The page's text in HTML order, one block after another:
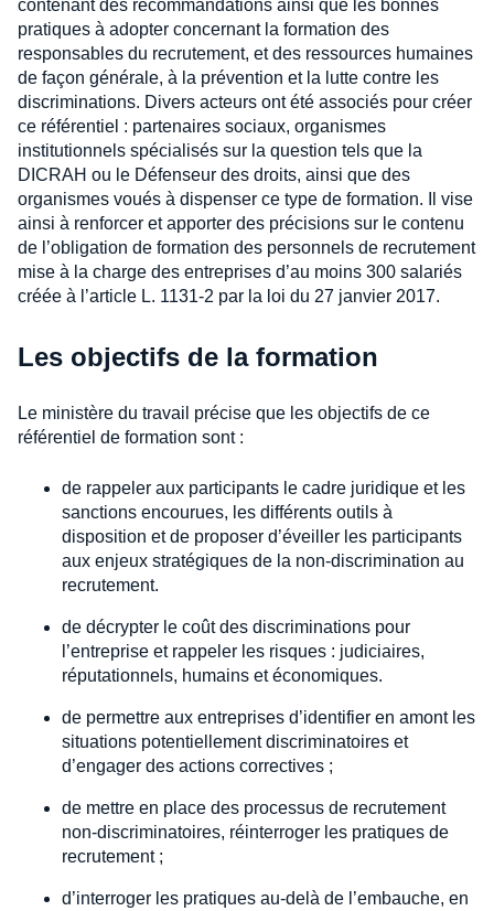
contenant des recommandations ainsi que les bonnes
pratiques à adopter concernant la formation des
responsables du recrutement, et des ressources humaines
de façon générale, à la prévention et la lutte contre les
discriminations. Divers acteurs ont été associés pour créer
ce référentiel : partenaires sociaux, organismes
institutionnels spécialisés sur la question tels que la
DICRAH ou le Défenseur des droits, ainsi que des
organismes voués à dispenser ce type de formation. Il vise
ainsi à renforcer et apporter des précisions sur le contenu
de l’obligation de formation des personnels de recrutement
mise à la charge des entreprises d’au moins 300 salariés
créée à l’article L. 1131-2 par la loi du 27 janvier 2017.
Les objectifs de la formation
Le ministère du travail précise que les objectifs de ce
référentiel de formation sont :
de rappeler aux participants le cadre juridique et les
sanctions encourues, les différents outils à
disposition et de proposer d’éveiller les participants
aux enjeux stratégiques de la non-discrimination au
recrutement.
de décrypter le coût des discriminations pour
l’entreprise et rappeler les risques : judiciaires,
réputationnels, humains et économiques.
de permettre aux entreprises d’identifier en amont les
situations potentiellement discriminatoires et
d’engager des actions correctives ;
de mettre en place des processus de recrutement
non-discriminatoires, réinterroger les pratiques de
recrutement ;
d’interroger les pratiques au-delà de l’embauche, en